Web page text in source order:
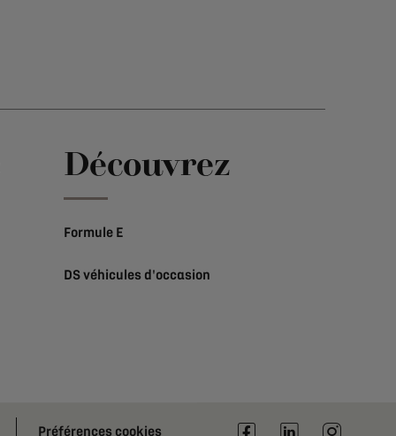
Découvrez
Formule E
DS véhicules d'occasion
Préférences cookies